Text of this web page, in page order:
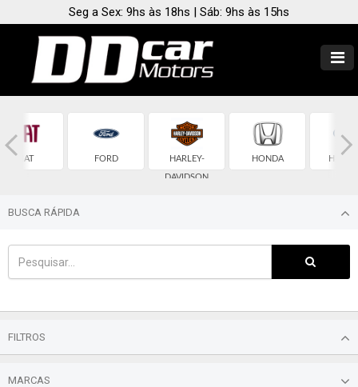
Seg a Sex: 9hs às 18hs | Sáb: 9hs às 15hs
FIAT FORD HARLEY-
DAVIDSON
HONDA
BUSCA RÁPIDA
FILTROS
MARCAS